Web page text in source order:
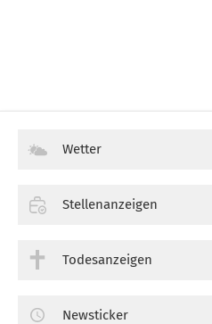
Wetter
Stellenanzeigen
Todesanzeigen
Newsticker